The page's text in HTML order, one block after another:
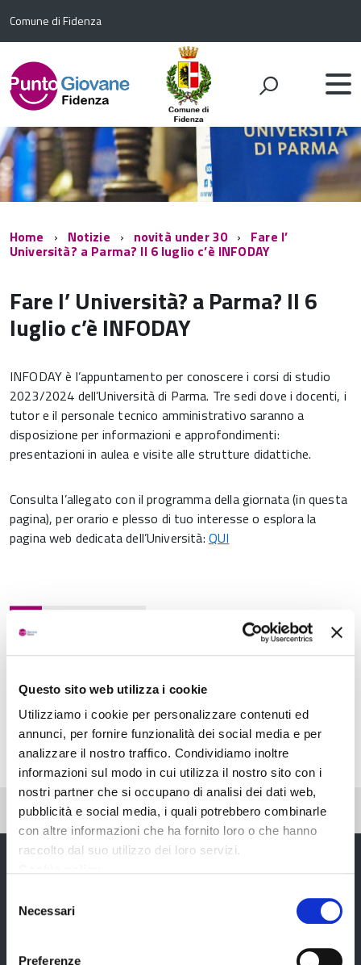
Questo sito web utilizza i cookie
Utilizziamo i cookie per personalizzare contenuti ed
annunci, per fornire funzionalità dei social media e per
analizzare il nostro traffico. Condividiamo inoltre
informazioni sul modo in cui utilizza il nostro sito con i
nostri partner che si occupano di analisi dei dati web,
pubblicità e social media, i quali potrebbero combinarle
con altre informazioni che ha fornito loro o che hanno
raccolto dal suo utilizzo dei loro servizi.
delNecessari
Preferenze
Comune di Fidenza
Home Notizie novità under 30 Fare l’
Università? a Parma? Il 6 luglio c’è INFODAY
Fare l’ Università? a Parma? Il 6
luglio c’è INFODAY
INFODAY è l’appuntamento per conoscere i corsi di studio
2023/2024 dell’Università di Parma. Tre sedi dove i docenti, i
tutor e il personale tecnico amministrativo saranno a
disposizione per informazioni e approfondimenti:
presentazioni in aulea e visite alle strutture didattiche.
Consulta l’allegato con il programma della giornata (in questa
pagina), per orario e plesso di tuo interesse o esplora la
pagina web dedicata dell’Università: QUI
Condividi
Programma Info Day 2023
Pubblicato: 01 Giugno 2023 — Ultima modifica: 06 Luglio 2023